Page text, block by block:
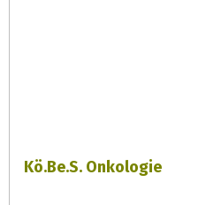
Kö.Be.S. Onkologie